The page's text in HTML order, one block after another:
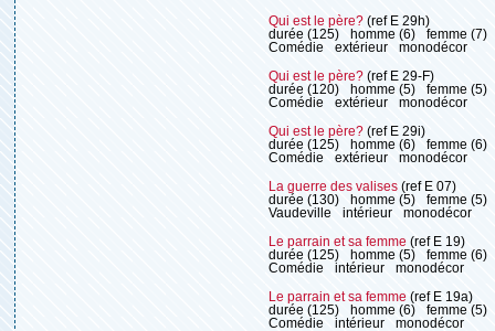
Qui est le père? (ref E 29h)
durée (125)
homme (6)
femme (7)
Comédie
extérieur monodécor
Qui est le père? (ref E 29-F)
durée (120)
homme (5)
femme (5)
Comédie
extérieur monodécor
Qui est le père? (ref E 29i)
durée (125)
homme (6)
femme (6)
Comédie
extérieur monodécor
La guerre des valises (ref E 07)
durée (130)
homme (5)
femme (5)
Vaudeville
intérieur monodécor
Le parrain et sa femme (ref E 19)
durée (125)
homme (5)
femme (6)
Comédie
intérieur monodécor
Le parrain et sa femme (ref E 19a)
durée (125)
homme (6)
femme (5)
Comédie
intérieur monodécor